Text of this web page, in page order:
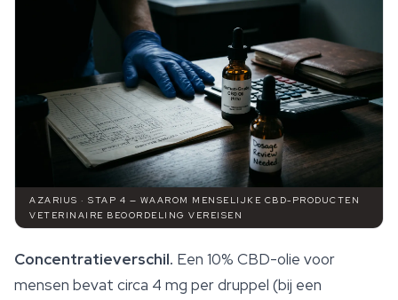
AZARIUS · STAP 4 — WAAROM MENSELIJKE CBD-PRODUCTEN
VETERINAIRE BEOORDELING VEREISEN
Concentratieverschil. Een 10% CBD-olie voor
mensen bevat circa 4 mg per druppel (bij een